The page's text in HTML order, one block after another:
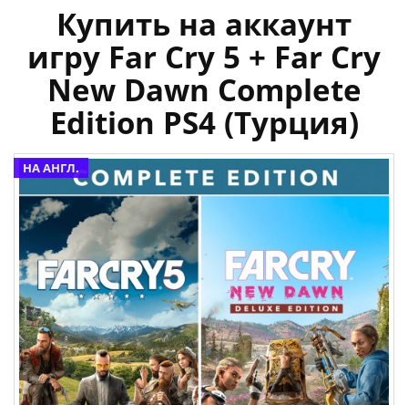
Купить на аккаунт
игру Far Cry 5 + Far Cry
New Dawn Complete
Edition PS4 (Турция)
НА АНГЛ.